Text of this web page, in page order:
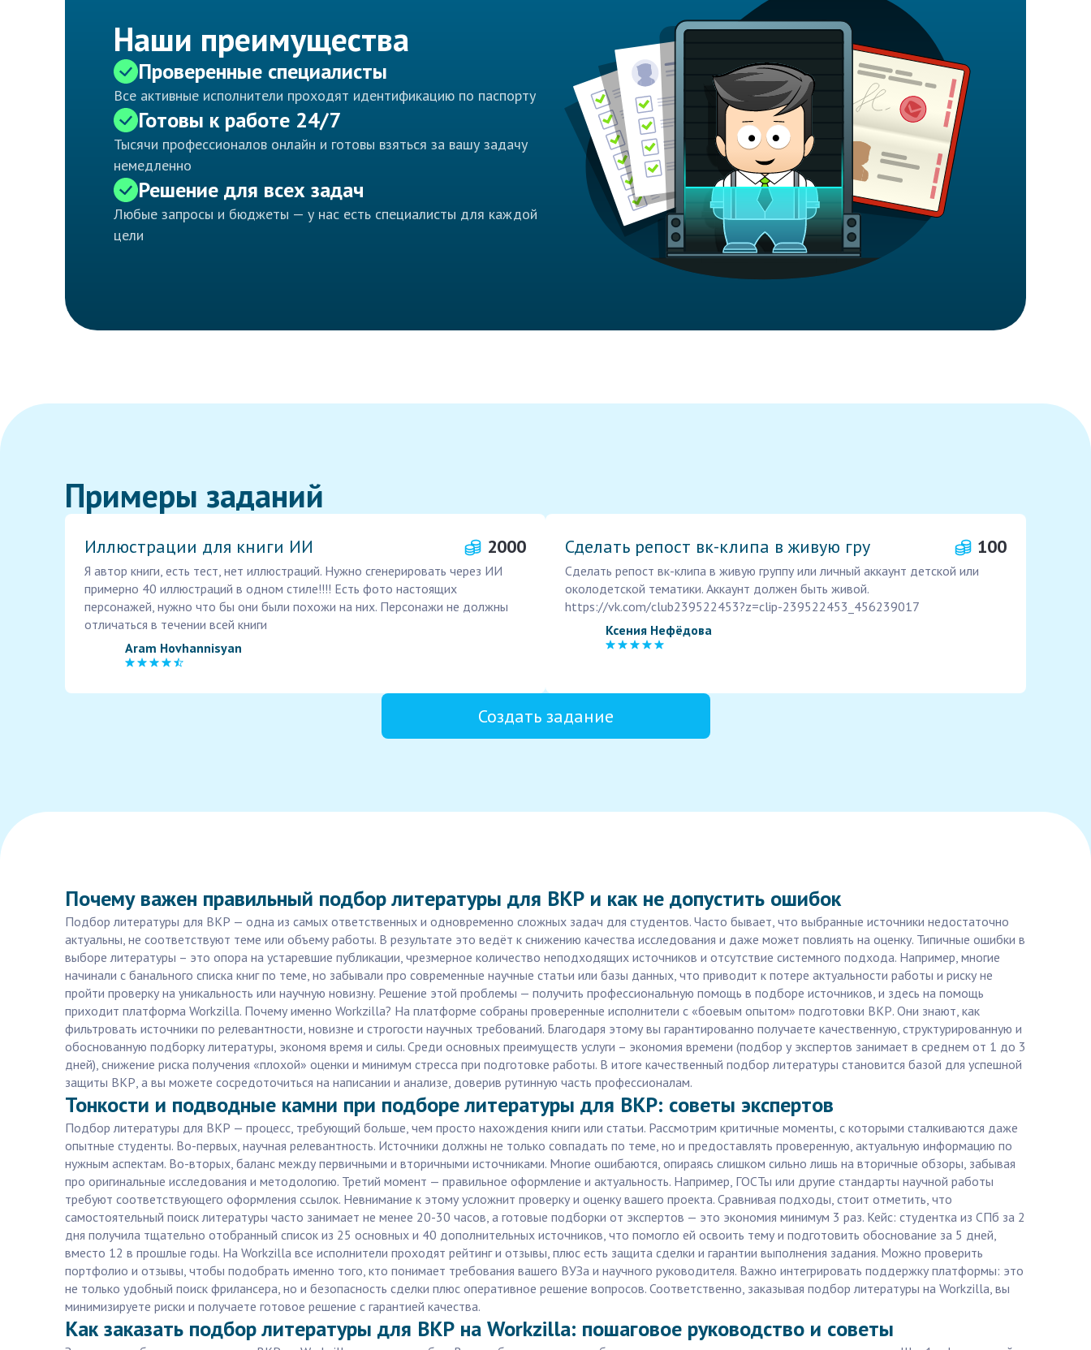
Наши преимущества
Проверенные специалисты
Все активные исполнители проходят идентификацию по паспорту
Готовы к работе 24/7
Тысячи профессионалов онлайн и готовы взяться за вашу задачу
немедленно
Решение для всех задач
Любые запросы и бюджеты — у нас есть специалисты для каждой
цели
Примеры заданий
Иллюстрации для книги ИИ 2000
Я автор книги, есть тест, нет иллюстраций. Нужно сгенерировать через ИИ
примерно 40 иллюстраций в одном стиле!!!! Есть фото настоящих
персонажей, нужно что бы они были похожи на них. Персонажи не должны
отличаться в течении всей книги
Aram Hovhannisyan
Сделать репост вк-клипа в живую гру 100
Сделать репост вк-клипа в живую группу или личный аккаунт детской или
околодетской тематики. Аккаунт должен быть живой.
https://vk.com/club239522453?z=clip-239522453_456239017
Ксения Нефёдова
Создать задание
Почему важен правильный подбор литературы для ВКР и как не допустить ошибок
Подбор литературы для ВКР — одна из самых ответственных и одновременно сложных задач для студентов. Часто бывает, что выбранные источники недостаточно
актуальны, не соответствуют теме или объему работы. В результате это ведёт к снижению качества исследования и даже может повлиять на оценку. Типичные ошибки в
выборе литературы – это опора на устаревшие публикации, чрезмерное количество неподходящих источников и отсутствие системного подхода. Например, многие
начинали с банального списка книг по теме, но забывали про современные научные статьи или базы данных, что приводит к потере актуальности работы и риску не
пройти проверку на уникальность или научную новизну. Решение этой проблемы — получить профессиональную помощь в подборе источников, и здесь на помощь
приходит платформа Workzilla. Почему именно Workzilla? На платформе собраны проверенные исполнители с «боевым опытом» подготовки ВКР. Они знают, как
фильтровать источники по релевантности, новизне и строгости научных требований. Благодаря этому вы гарантированно получаете качественную, структурированную и
обоснованную подборку литературы, экономя время и силы. Среди основных преимуществ услуги – экономия времени (подбор у экспертов занимает в среднем от 1 до 3
дней), снижение риска получения «плохой» оценки и минимум стресса при подготовке работы. В итоге качественный подбор литературы становится базой для успешной
защиты ВКР, а вы можете сосредоточиться на написании и анализе, доверив рутинную часть профессионалам.
Тонкости и подводные камни при подборе литературы для ВКР: советы экспертов
Подбор литературы для ВКР — процесс, требующий больше, чем просто нахождения книги или статьи. Рассмотрим критичные моменты, с которыми сталкиваются даже
опытные студенты. Во-первых, научная релевантность. Источники должны не только совпадать по теме, но и предоставлять проверенную, актуальную информацию по
нужным аспектам. Во-вторых, баланс между первичными и вторичными источниками. Многие ошибаются, опираясь слишком сильно лишь на вторичные обзоры, забывая
про оригинальные исследования и методологию. Третий момент — правильное оформление и актуальность. Например, ГОСТы или другие стандарты научной работы
требуют соответствующего оформления ссылок. Невнимание к этому усложнит проверку и оценку вашего проекта. Сравнивая подходы, стоит отметить, что
самостоятельный поиск литературы часто занимает не менее 20-30 часов, а готовые подборки от экспертов — это экономия минимум 3 раз. Кейс: студентка из СПб за 2
дня получила тщательно отобранный список из 25 основных и 40 дополнительных источников, что помогло ей освоить тему и подготовить обоснование за 5 дней,
вместо 12 в прошлые годы. На Workzilla все исполнители проходят рейтинг и отзывы, плюс есть защита сделки и гарантии выполнения задания. Можно проверить
портфолио и отзывы, чтобы подобрать именно того, кто понимает требования вашего ВУЗа и научного руководителя. Важно интегрировать поддержку платформы: это
не только удобный поиск фрилансера, но и безопасность сделки плюс оперативное решение вопросов. Соответственно, заказывая подбор литературы на Workzilla, вы
минимизируете риски и получаете готовое решение с гарантией качества.
Как заказать подбор литературы для ВКР на Workzilla: пошаговое руководство и советы